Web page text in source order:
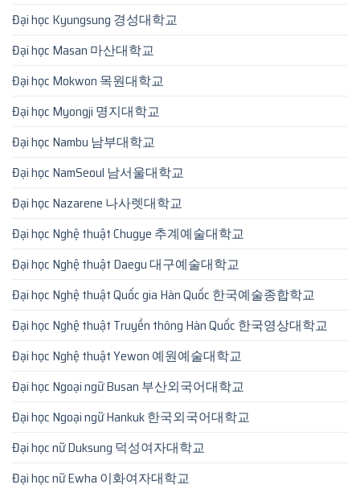
Đại học Kyungsung 경성대학교
Đại học Masan 마산대학교
Đại học Mokwon 목원대학교
Đại học Myongji 명지대학교
Đại học Nambu 남부대학교
Đại học NamSeoul 남서울대학교
Đại học Nazarene 나사렛대학교
Đại học Nghệ thuật Chugye 추계예술대학교
Đại học Nghệ thuật Daegu 대구예술대학교
Đại học Nghệ thuật Quốc gia Hàn Quốc 한국예술종합학교
Đại học Nghệ thuật Truyền thông Hàn Quốc 한국영상대학교
Đại học Nghệ thuật Yewon 예원예술대학교
Đại học Ngoại ngữ Busan 부산외국어대학교
Đại học Ngoại ngữ Hankuk 한국외국어대학교
Đại học nữ Duksung 덕성여자대학교
Đại học nữ Ewha 이화여자대학교